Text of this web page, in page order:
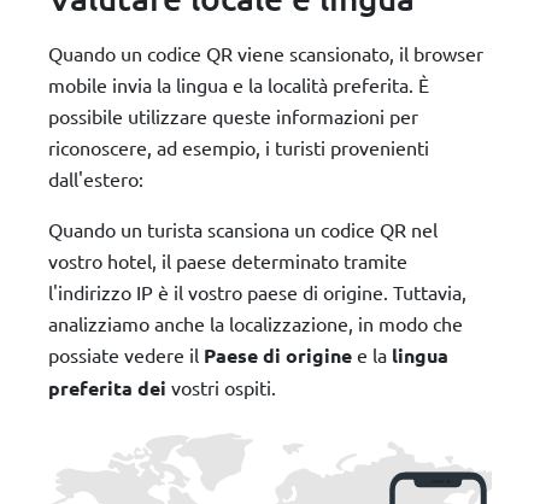
Quando un codice QR viene scansionato, il browser
mobile invia la lingua e la località preferita. È
possibile utilizzare queste informazioni per
riconoscere, ad esempio, i turisti provenienti
dall'estero:
Quando un turista scansiona un codice QR nel
vostro hotel, il paese determinato tramite
l'indirizzo IP è il vostro paese di origine. Tuttavia,
analizziamo anche la localizzazione, in modo che
possiate vedere il Paese di origine e la lingua
preferita dei vostri ospiti.